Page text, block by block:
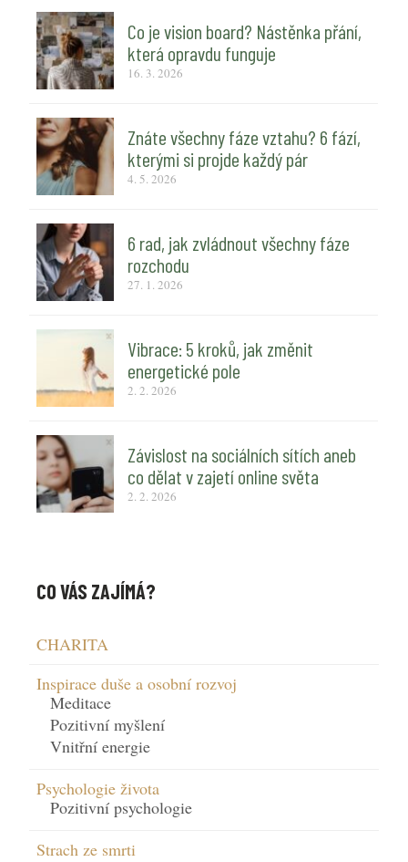
Co je vision board? Nástěnka přání,
která opravdu funguje
16. 3. 2026
Znáte všechny fáze vztahu? 6 fází,
kterými si projde každý pár
4. 5. 2026
6 rad, jak zvládnout všechny fáze
rozchodu
27. 1. 2026
Vibrace: 5 kroků, jak změnit
energetické pole
2. 2. 2026
Závislost na sociálních sítích aneb
co dělat v zajetí online světa
2. 2. 2026
CO VÁS ZAJÍMÁ?
CHARITA
Inspirace duše a osobní rozvoj
Meditace
Pozitivní myšlení
Vnitřní energie
Psychologie života
Pozitivní psychologie
Strach ze smrti